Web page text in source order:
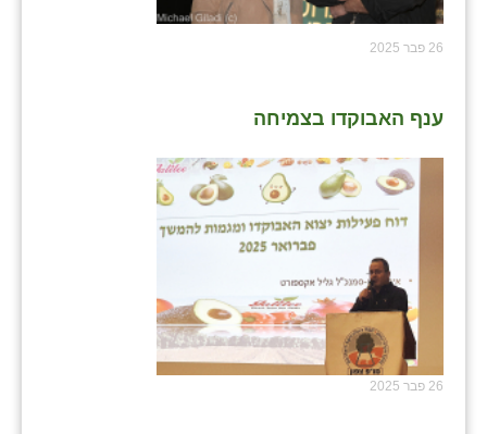
26 פבר 2025
ענף האבוקדו בצמיחה
26 פבר 2025